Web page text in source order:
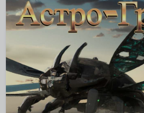
Продолжение серии “Асатамы”.
текстовая RPG! Как и семь лет назад,
первая часть, попробую поразить